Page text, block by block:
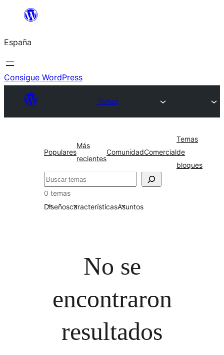
Saltar
contenido
España
Consigue WordPress
Temas
Populares
Más
recientes
ComunidadComercial
Temas
de
bloques
Buscar
0 temas
DiseñoscaracterísticasAsuntos
No se
encontraron
resultados